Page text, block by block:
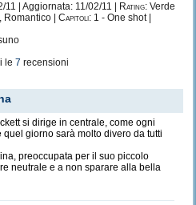
11 | Aggiornata: 11/02/11 | Rating: Verde
Romantico | Capitoli: 1 - One shot |
le 7 recensioni
si dirige in centrale, come ogni
giorno sarà molto divero da tutti
preoccupata per il suo piccolo
neutrale e a non sparare alla bella